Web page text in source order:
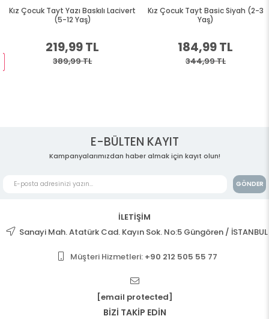
Kız Çocuk Tayt Yazı Baskılı Lacivert
(5-12 Yaş)
219,99 TL
389,99 TL
Kız Çocuk Tayt Basic Siyah (2-3
Yaş)
184,99 TL
344,99 TL
E-BÜLTEN KAYIT
Kampanyalarımızdan haber almak için kayıt olun!
GÖNDER
İLETİŞİM
Sanayi Mah. Atatürk Cad. Kayın Sok. No:5 Güngören / İSTANBUL
Müşteri Hizmetleri: +90 212 505 55 77
[email protected]
BİZİ TAKİP EDİN